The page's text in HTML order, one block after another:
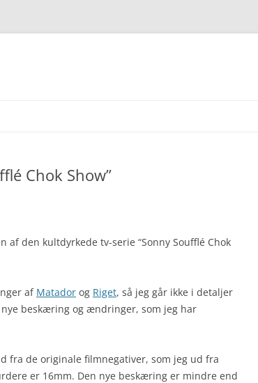
Chok Show”
af den kultdyrkede tv-serie “Sonny Soufflé Chok
af Matador og Riget, så jeg går ikke i detaljer
beskæring og ændringer, som jeg har
fra de originale filmnegativer, som jeg ud fra
er 16mm. Den nye beskæring er mindre end